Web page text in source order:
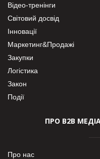
Відео-тренінги
Світовий досвід
Інновації
Маркетинг&Продажі
Закупки
Логістика
Закон
Події
ПРО В2В
Про нас